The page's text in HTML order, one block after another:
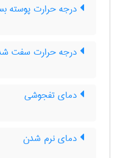
درجه حرارت پوسته
درجه حرارت سفت
دمای تفجوشی
دمای نرم شدن